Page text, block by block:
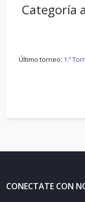
Categoría
Último torneo: 1.º
CONECTATE CON